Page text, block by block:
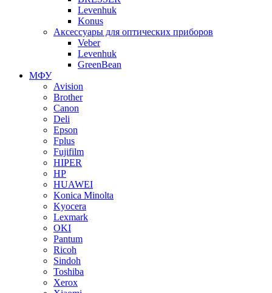
Levenhuk
Konus
Аксессуары для оптических приборов
Veber
Levenhuk
GreenBean
МФУ
Avision
Brother
Canon
Deli
Epson
Fplus
Fujifilm
HIPER
HP
HUAWEI
Konica Minolta
Kyocera
Lexmark
OKI
Pantum
Ricoh
Sindoh
Toshiba
Xerox